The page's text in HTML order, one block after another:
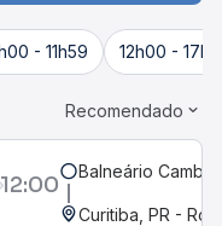
- 11h59 12h00 -
Recomendado
12:00 Balneário
Curitiba, PR -